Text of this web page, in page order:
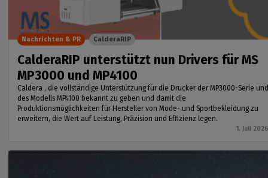
CalderaRIP unterstützt nun Drivers für MS
MP3000 und MP4100
Caldera , die vollständige Unterstützung für die Drucker der MP3000-Serie und
des Modells MP4100 bekannt zu geben und damit die
Produktionsmöglichkeiten für Hersteller von Mode- und Sportbekleidung zu
erweitern, die Wert auf Leistung, Präzision und Effizienz legen.
1. Juli 2026
Nachrichten & PR CalderaRIP